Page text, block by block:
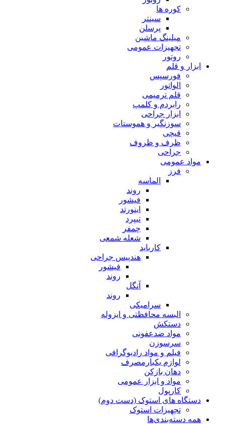
کوره ها
سینتر
پرسلن
میلینگ ماشین
تجهیزات عمومی
روتور
ابزار و قلم
فورسپس
الواتور
قلم ترمیمی
رابردم و کلمپ
ابزار جراحی
سوزنگیر و هموستات
قیچی
ظرف و ظروف
جراحی
مواد عمومی
فرز
الماسه
روند
فیشور
اینورتد
تیپرد
چمفر
شعله شمعی
کارباید
هندپیس جراحی
فیشور
روند
آنگل
روند
سرامیکی
البسه محافظتی و ایزوله
دستکش
مواد ضدعفونی
سرسوزن
فیلم و مواد رادیوگرافی
لوازم یکبارمصرف
دهان بازکن
مواد و ابزار عمومی
کارپول
دستگاه های استوک (دست دوم)
تجهیزات استوک
همه دسته‌بندی‌ها